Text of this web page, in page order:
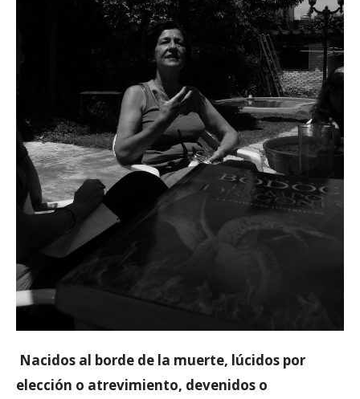
Nacidos al borde de la muerte, lúcidos por
elección o atrevimiento, devenidos o